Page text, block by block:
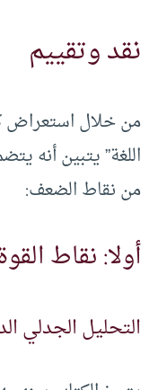
نقد وتقييم
من خلال استعراض
اللغة” يتبين أنه
من نقاط الضعف:
أولا: نقاط
التحليل الجدلي